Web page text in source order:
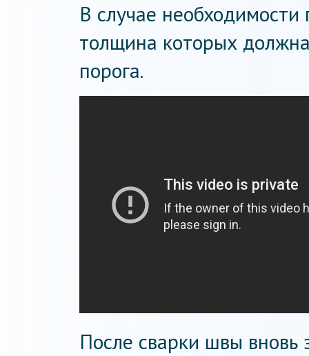
В случае
толщина которых
порога.
После сварки швы вновь